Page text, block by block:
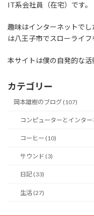
IT系会社員（在宅）です。
趣味はインターネットで
は八王子市でスローライフ
本サイトは僕の自発的な活
カテゴリー
岡本雄樹のブログ (107)
コンピューターとインター
コーヒー (10)
サウンド (3)
日記 (33)
生活 (27)